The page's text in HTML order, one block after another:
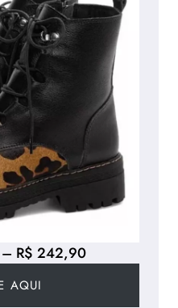
R$ 242,90
AQUI